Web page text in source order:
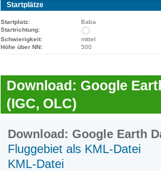
Startplätze
Startplatz:
Baba
Startrichtung:
Schwierigkeit:
mittel
Höhe über NN:
500
Download: Google
(IGC, OLC)
Download: Google Earth
Fluggebiet als KML-Datei
KML-Datei